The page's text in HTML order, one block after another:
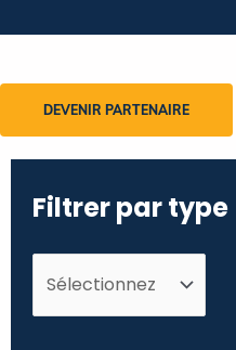
DEVENIR PARTENAIRE
Filtrer par type